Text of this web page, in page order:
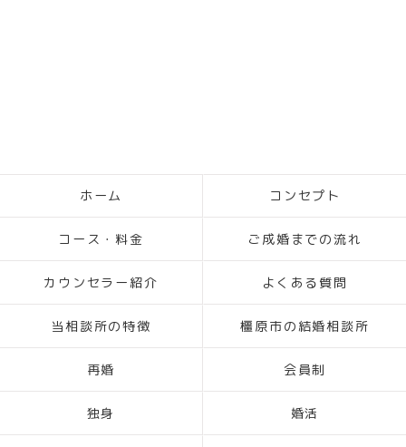
ホーム コンセプト
コース・料金 ご成婚までの流れ
カウンセラー紹介 よくある質問
当相談所の特徴 橿原市の結婚相談所
再婚 会員制
独身 婚活